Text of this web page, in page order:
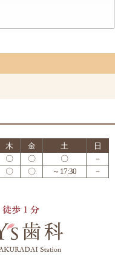
木 金 土
日
〇 〇 〇
－
〇 〇 ～17:30 －